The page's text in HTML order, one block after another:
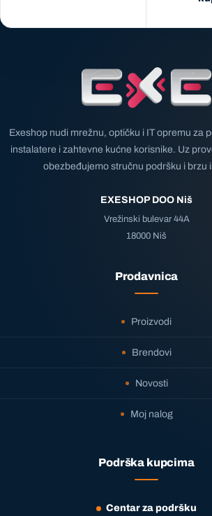
Exeshop nudi mrežnu, optičku i IT opremu za
instalatere i zahtevne kućne korisnike. Uz
obezbeđujemo stručnu podršku i brzu
EXESHOP DOO Niš
Vrežinski bulevar 44A
18000 Niš
Prodavnica
Proizvodi
Brendovi
Novosti
Moj nalog
Podrška kupcima
Centar za podršku